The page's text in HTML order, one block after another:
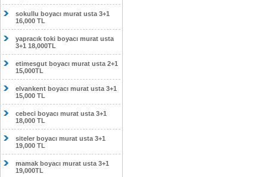
sokullu boyacı murat usta 3+1
16,000 TL
yapracık toki boyacı murat usta
3+1 18,000TL
etimesgut boyacı murat usta 2+1
15,000TL
elvankent boyacı murat usta 3+1
15,000 TL
cebeci boyacı murat usta 3+1
18,000 TL
siteler boyacı murat usta 3+1
19,000 TL
mamak boyacı murat usta 3+1
19,000TL